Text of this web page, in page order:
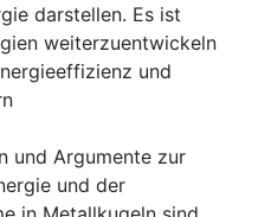
darstellen. Es ist
weiterzuentwickeln
und
und Argumente zur
und der